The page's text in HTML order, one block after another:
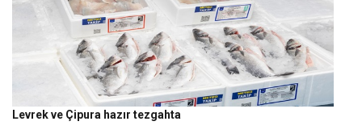
Levrek ve Çipura hazır tezgahta